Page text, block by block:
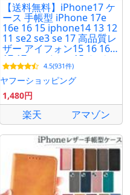
【送料無料】iPhone17 ケ
ース 手帳型 iPhone 17e
16e 16 15 iphone14 13 12
11 se2 se3 se 17 高品質レ
ザー アイフォン15 16 16e
17 17e アイホン15 カバー
スマホケース
4.5(931件)
ヤフーショッピング
1,480円
楽天 アマゾン